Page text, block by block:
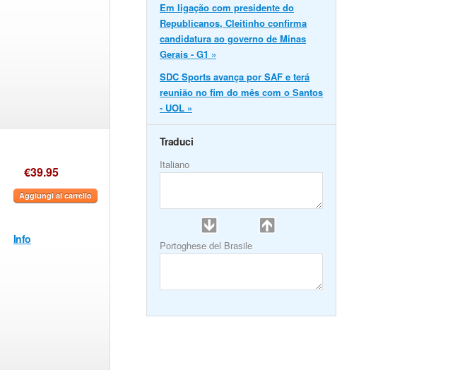
€39.95
Aggiungi al carrello
Info
Em ligação com presidente do
Republicanos, Cleitinho confirma
candidatura ao governo de Minas
Gerais - G1 »
SDC Sports avança por SAF e terá
reunião no fim do mês com o Santos
- UOL »
Traduci
Italiano
Portoghese del Brasile